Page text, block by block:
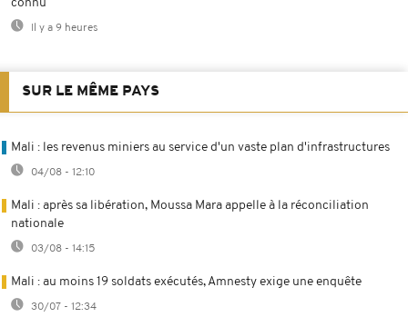
connu
Il y a 9 heures
SUR LE MÊME PAYS
Mali : les revenus miniers au service d'un vaste plan d'infrastructures
04/08 - 12:10
Mali : après sa libération, Moussa Mara appelle à la réconciliation
nationale
03/08 - 14:15
Mali : au moins 19 soldats exécutés, Amnesty exige une enquête
30/07 - 12:34